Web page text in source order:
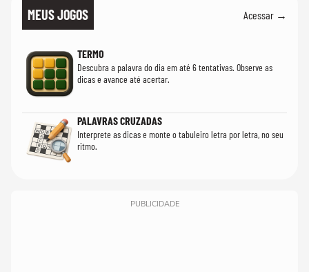
MEUS JOGOS Acessar →
TERMO
Descubra a palavra do dia em até 6 tentativas. Observe as
dicas e avance até acertar.
PALAVRAS CRUZADAS
Interprete as dicas e monte o tabuleiro letra por letra, no seu
ritmo.
PUBLICIDADE